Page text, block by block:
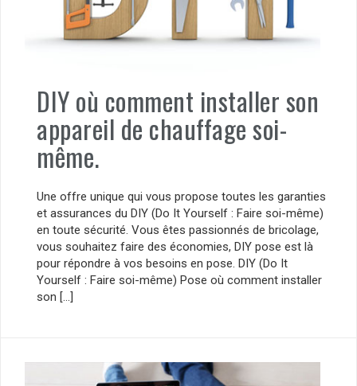
DIY où comment installer son
appareil de chauffage soi-
même.
Une offre unique qui vous propose toutes les garanties
et assurances du DIY (Do It Yourself : Faire soi-même)
en toute sécurité. Vous êtes passionnés de bricolage,
vous souhaitez faire des économies, DIY pose est là
pour répondre à vos besoins en pose. DIY (Do It
Yourself : Faire soi-même) Pose où comment installer
son […]